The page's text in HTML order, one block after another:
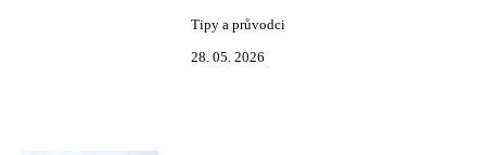
Tipy a průvodci
28. 05. 2026